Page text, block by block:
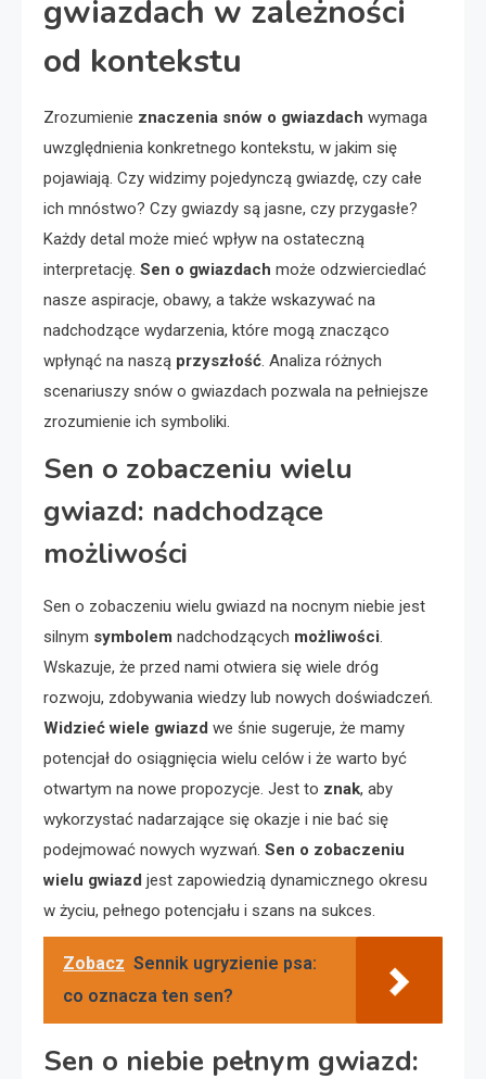
gwiazdach w zależności
od kontekstu
Zrozumienie znaczenia snów o gwiazdach wymaga
uwzględnienia konkretnego kontekstu, w jakim się
pojawiają. Czy widzimy pojedynczą gwiazdę, czy całe
ich mnóstwo? Czy gwiazdy są jasne, czy przygasłe?
Każdy detal może mieć wpływ na ostateczną
interpretację. Sen o gwiazdach może odzwierciedlać
nasze aspiracje, obawy, a także wskazywać na
nadchodzące wydarzenia, które mogą znacząco
wpłynąć na naszą przyszłość. Analiza różnych
scenariuszy snów o gwiazdach pozwala na pełniejsze
zrozumienie ich symboliki.
Sen o zobaczeniu wielu
gwiazd: nadchodzące
możliwości
Sen o zobaczeniu wielu gwiazd na nocnym niebie jest
silnym symbolem nadchodzących możliwości.
Wskazuje, że przed nami otwiera się wiele dróg
rozwoju, zdobywania wiedzy lub nowych doświadczeń.
Widzieć wiele gwiazd we śnie sugeruje, że mamy
potencjał do osiągnięcia wielu celów i że warto być
otwartym na nowe propozycje. Jest to znak, aby
wykorzystać nadarzające się okazje i nie bać się
podejmować nowych wyzwań. Sen o zobaczeniu
wielu gwiazd jest zapowiedzią dynamicznego okresu
w życiu, pełnego potencjału i szans na sukces.
Zobacz Sennik ugryzienie psa:
co oznacza ten sen?
Sen o niebie pełnym gwiazd: